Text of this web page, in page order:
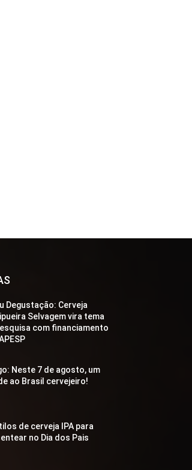
Degustação: Cerveja
Selvagem vira tema
com financiamento
Neste 7 de agosto, um
ao Brasil cervejeiro!
de cerveja IPA para
no Dia dos Pais